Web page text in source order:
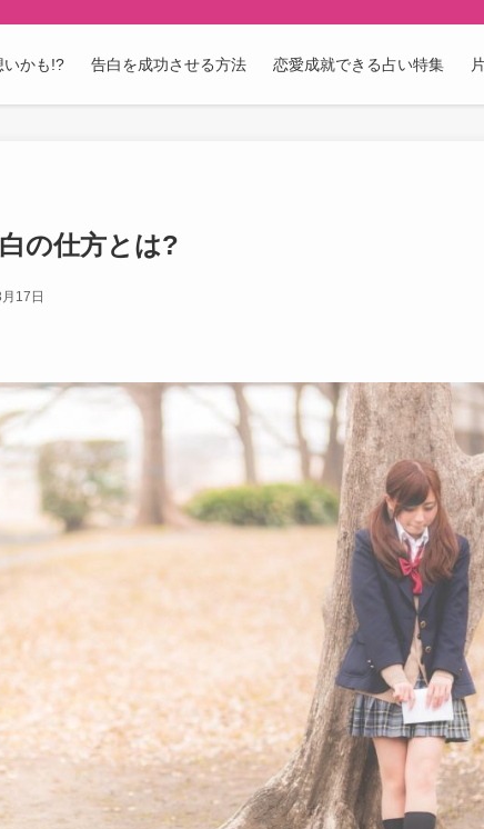
いかも!? 告白を成功させる方法 恋愛成就できる占い特集
の仕方とは?
17日